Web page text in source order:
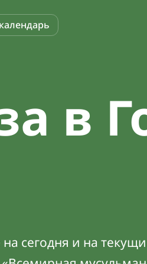
в
сегодня и на